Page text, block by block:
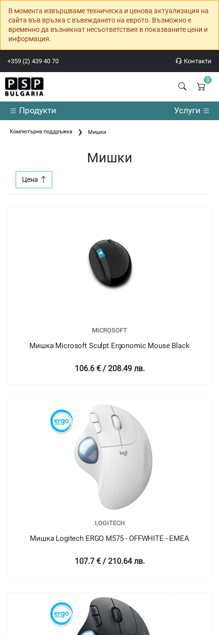
В момента извършваме техническа и ценова актуализация на
сайта във връзка с въвеждането на еврото. Възможно е
временно да възникнат несъответствия в показваните цени и
информация.
+359 (2) 439 40 70 Контакти
0
Продукти Услуги
Компютърна поддръжка Мишки
Мишки
Цена
MICROSOFT
Мишка Microsoft Sculpt Ergonomic Mouse Black
106.6 € / 208.49 лв.
LOGITECH
Мишка Logitech ERGO M575 - OFFWHITE - EMEA
107.7 € / 210.64 лв.